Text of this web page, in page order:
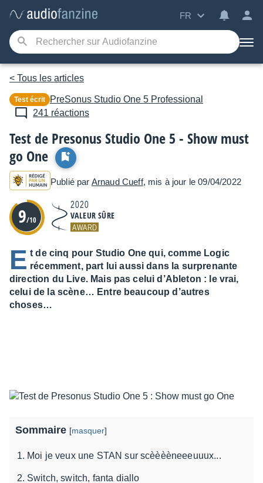
FR
< Tous les articles
Test écrit PreSonus Studio One 5 Professional
241 réactions
Test de Presonus Studio One 5 - Show must
go One
Publié par Arnaud Cueff, mis à jour le 09/04/2022
9/10
2020
VALEUR SÛRE
AWARD
E t de cinq pour Studio One qui, comme Logic
récemment, part lui aussi dans la surprenante
direction du Live. Mais pas celui d’Ableton : le vrai,
celui de la scène… Entre beaucoup d’autres
choses…
Sommaire [masquer]
Moi je veux une STAN sur scèèèèneeeuuux...
Switch, switch, fanta diallo